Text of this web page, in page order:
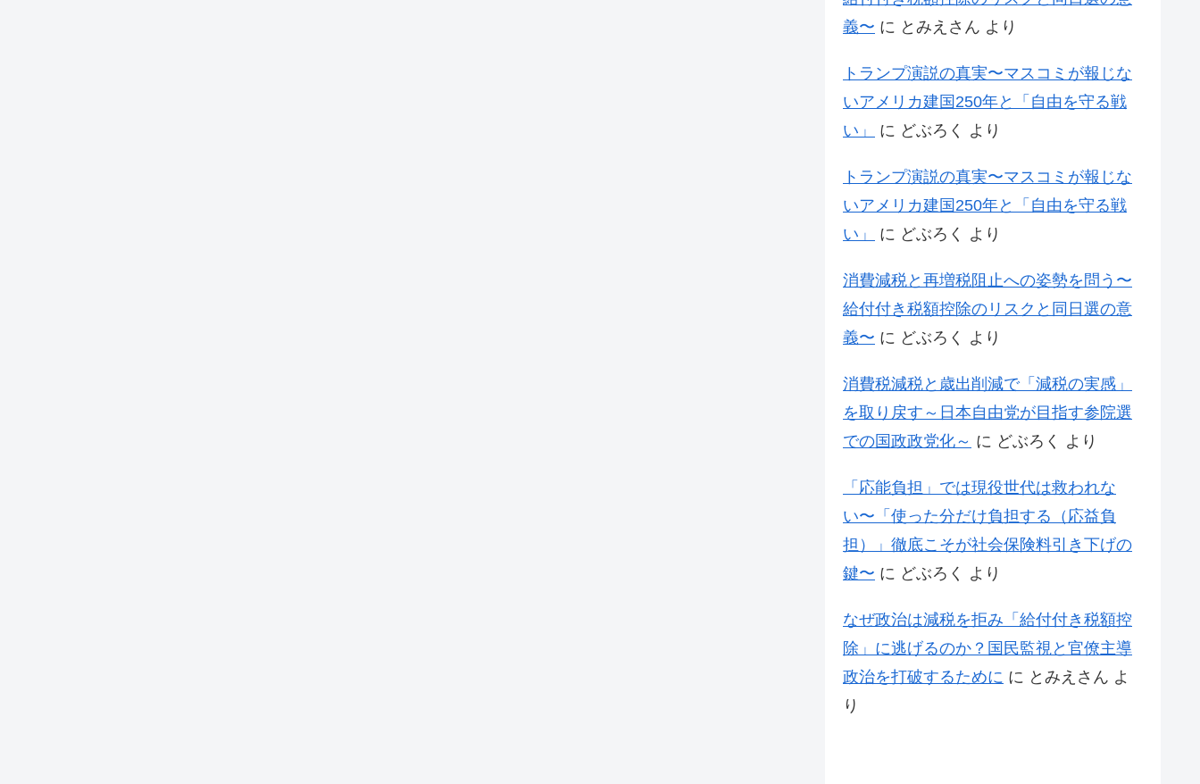
義〜 に とみえさん より
トランプ演説の真実〜マスコミが報じな
いアメリカ建国250年と「自由を守る戦
い」
に どぶろく より
トランプ演説の真実〜マスコミが報じな
いアメリカ建国250年と「自由を守る戦
い」
に どぶろく より
消費減税と再増税阻止への姿勢を問う〜
給付付き税額控除のリスクと同日選の意
義〜 に どぶろく より
消費税減税と歳出削減で「減税の実感」
を取り戻す～日本自由党が目指す参院選
での国政政党化～ に どぶろく より
「応能負担」では現役世代は救われな
い〜「使った分だけ負担する（応益負
担）」徹底こそが社会保険料引き下げの
鍵〜 に どぶろく より
なぜ政治は減税を拒み「給付付き税額控
除」に逃げるのか？国民監視と官僚主導
政治を打破するために に とみえさん よ
り